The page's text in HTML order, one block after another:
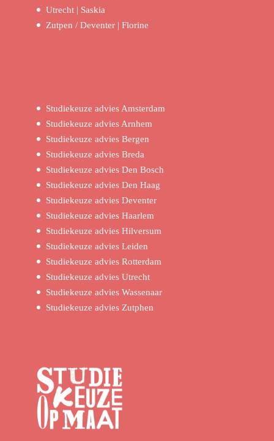
Utrecht | Saskia
Zutpen / Deventer | Florine
Studiekeuze advies Amsterdam
Studiekeuze advies Arnhem
Studiekeuze advies Bergen
Studiekeuze advies Breda
Studiekeuze advies Den Bosch
Studiekeuze advies Den Haag
Studiekeuze advies Deventer
Studiekeuze advies Haarlem
Studiekeuze advies Hilversum
Studiekeuze advies Leiden
Studiekeuze advies Rotterdam
Studiekeuze advies Utrecht
Studiekeuze advies Wassenaar
Studiekeuze advies Zutphen